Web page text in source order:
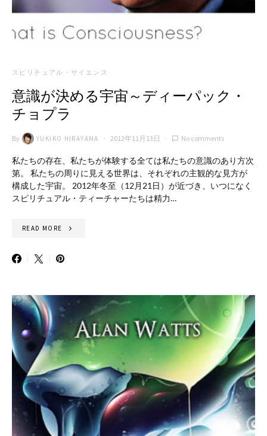
スピリチュアル・サイエンス
意識が決める宇宙～ディーパック・
チョプラ
By YUKIKO HIRAYAMA 2012年11月13日 No comments
私たちの存在、私たちが体験する全ては私たちの意識のあり方次
第。 私たちの周りに見える世界は、それぞれの主観的な見方が
構成した宇宙。 2012年冬至（12月21日）が近づき、いつになく
スピリチュアル・ティーチャーたちは精力…
READ MORE